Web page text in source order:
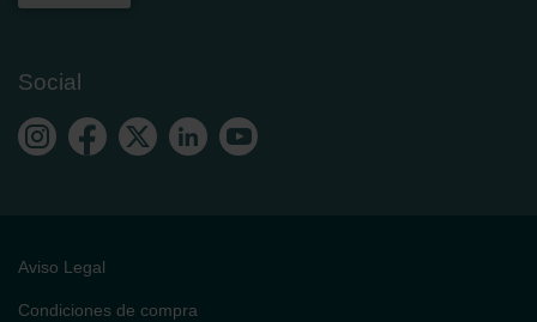
Social
Aviso Legal
Condiciones de compra